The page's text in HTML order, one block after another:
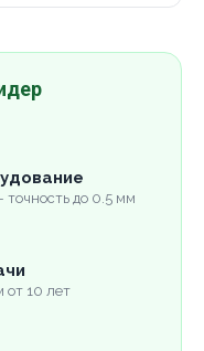
до 0.5 мм
от 10 лет